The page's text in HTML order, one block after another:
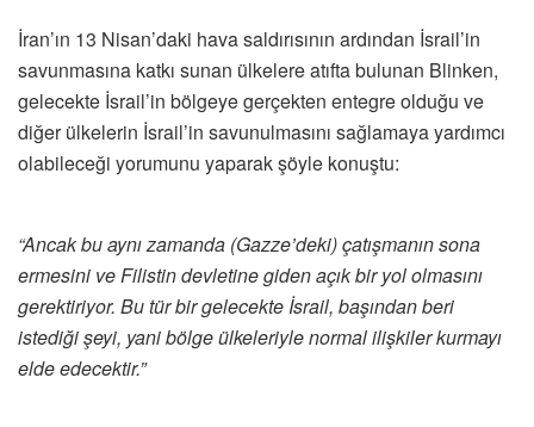
İran’ın 13 Nisan’daki hava saldırısının ardından İsrail’in
savunmasına katkı sunan ülkelere atıfta bulunan Blinken,
gelecekte İsrail’in bölgeye gerçekten entegre olduğu ve
diğer ülkelerin İsrail’in savunulmasını sağlamaya yardımcı
olabileceği yorumunu yaparak şöyle konuştu:
“Ancak bu aynı zamanda (Gazze’deki) çatışmanın sona
ermesini ve Filistin devletine giden açık bir yol olmasını
gerektiriyor. Bu tür bir gelecekte İsrail, başından beri
istediği şeyi, yani bölge ülkeleriyle normal ilişkiler kurmayı
elde edecektir.”